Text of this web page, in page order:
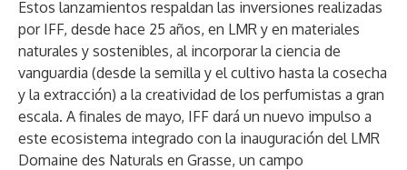
Estos lanzamientos respaldan las inversiones realizadas
por IFF, desde hace 25 años, en LMR y en materiales
naturales y sostenibles, al incorporar la ciencia de
vanguardia (desde la semilla y el cultivo hasta la cosecha
y la extracción) a la creatividad de los perfumistas a gran
escala. A finales de mayo, IFF dará un nuevo impulso a
este ecosistema integrado con la inauguración del LMR
Domaine des Naturals en Grasse, un campo